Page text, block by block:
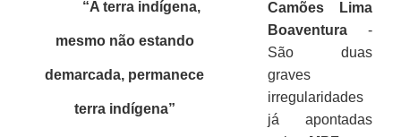
“A terra indígena,
mesmo não estando
demarcada, permanece
terra indígena”
Camões Lima
Boaventura -
São duas
graves
irregularidades
já apontadas